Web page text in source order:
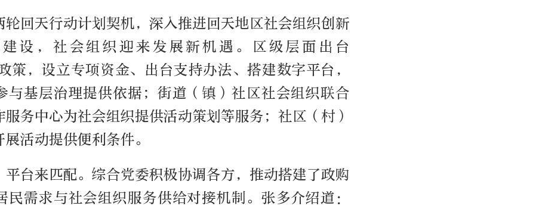
轮回天行动计划契机，深入推进回天地区社会组织创新
设，社会组织迎来发展新机遇。区级层面出台
，设立专项资金、出台支持办法、搭建数字平台，
与基层治理提供依据；街道（镇）社区社会组织联合
服务中心为社会组织提供活动策划等服务；社区（村）
活动提供便利条件。
平台来匹配。综合党委积极协调各方，推动搭建了政购
民需求与社会组织服务供给对接机制。张多介绍道：